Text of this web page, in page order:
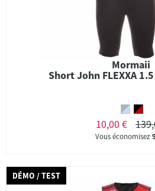
Mormaii
Short John FLEXXA
10,00 €
Vous économisez
DÉMO / TEST